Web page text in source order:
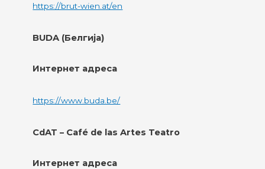
https://brut-wien.at/en
BUDA (Белгија)
Интернет адреса
https://www.buda.be/
CdAT – Café de las Artes Teatro
Интернет адреса